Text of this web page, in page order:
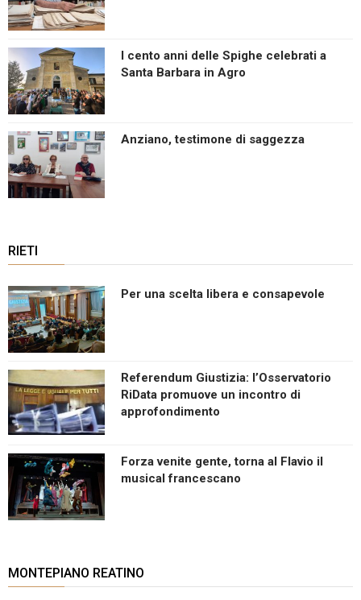
I cento anni delle Spighe celebrati a
Santa Barbara in Agro
Anziano, testimone di saggezza
RIETI
Per una scelta libera e consapevole
Referendum Giustizia: l’Osservatorio
RiData promuove un incontro di
approfondimento
Forza venite gente, torna al Flavio il
musical francescano
MONTEPIANO REATINO